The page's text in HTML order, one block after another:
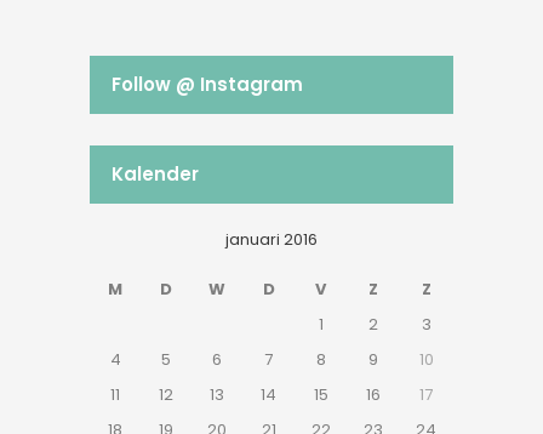
Follow @ Instagram
Kalender
januari 2016
M D W D V Z
Z
1
2
3
4
5 6 7 8 9
10
11
12 13 14 15 16
17